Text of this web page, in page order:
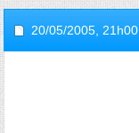
20/05/2005, 21h00